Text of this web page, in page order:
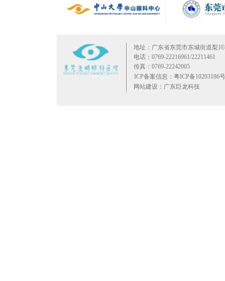
地址：广东省东莞市东城街道梨
电话：0769-22216961/22211461
传真：0769-22242005
ICP备案信息：粤ICP备10203186
网站建设：广东巨龙科技